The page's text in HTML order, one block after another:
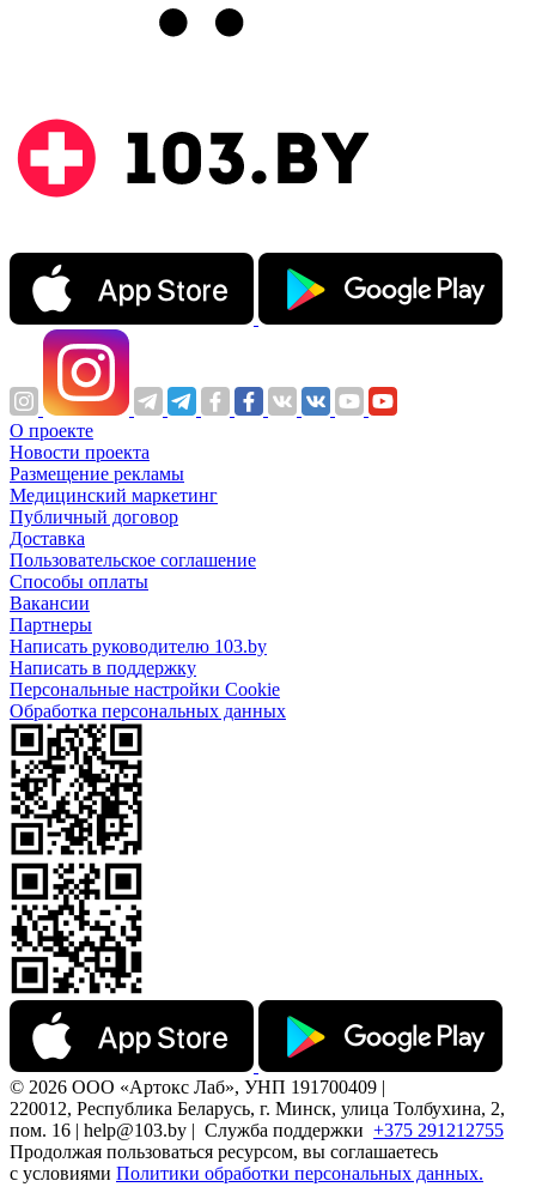
О проекте
Новости проекта
Размещение рекламы
Медицинский маркетинг
Публичный договор
Доставка
Пользовательское соглашение
Способы оплаты
Вакансии
Партнеры
Написать руководителю 103.by
Написать в поддержку
Персональные настройки Cookie
Обработка персональных данных
© 2026 ООО «Артокс Лаб», УНП 191700409 |
220012, Республика Беларусь, г. Минск, улица Толбухина, 2,
пом. 16 | help@103.by | Служба поддержки +375 291212755
Продолжая пользоваться ресурсом, вы соглашаетесь
с условиями Политики обработки персональных данных.